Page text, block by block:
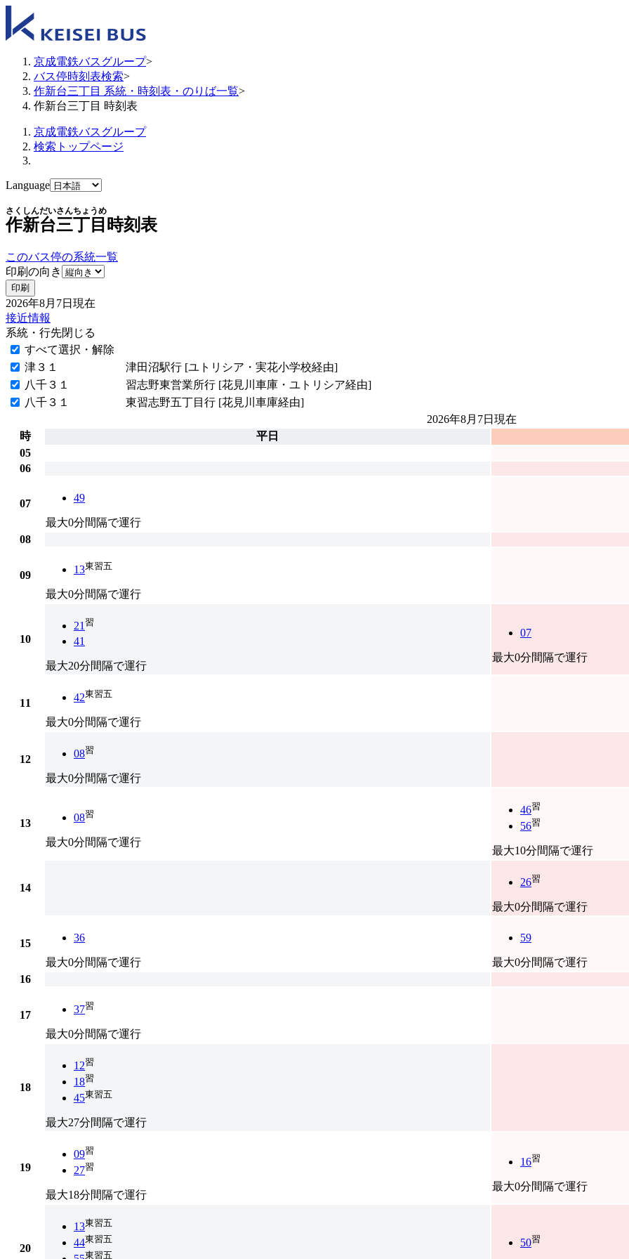
京成電鉄バスグループ>
バス停時刻表検索>
作新台三丁目 系統・時刻表・のりば一覧>
作新台三丁目 時刻表
京成電鉄バスグループ
検索トップページ
Language
作新台三丁目
さくしんだいさんちょうめ
時刻表
このバス停の系統一覧
印刷の向き
印刷
2026年8月7日 現在
接近情報
系統・行先閉じる
すべて選択・解除
津３１
津田沼駅行 [ユトリシア・実花小学校経由]
八千３１
習志野東営業所行 [花見川車庫・ユトリシア経由]
八千３１
東習志野五丁目行 [花見川車庫経由]
2026年8月7日 現在
時
平日
05
06
07 49
最大0分間隔で運行
08
09 13東習五
最大0分間隔で運行
10
21 習
41
最大20分間隔で運行
07
最大0分間隔で運行
11 42東習五
最大0分間隔で運行
12 08習
最大0分間隔で運行
13 08習
最大0分間隔で運行
46習
56習
最大10分間隔で運行
14 26習
最大0分間隔で運行
15 36
最大0分間隔で運行
59
最大0分間隔で運行
16
17 37習
最大0分間隔で運行
18
12習
18習
45東習五
最大27分間隔で運行
19
09習
27習
最大18分間隔で運行
16習
最大0分間隔で運行
20
13東習五
44東習五
東習五
50習